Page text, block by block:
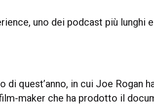
di quest’anno, in cui Joe Rogan
maker che ha prodotto il